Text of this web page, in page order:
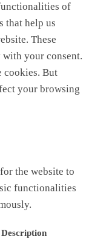
of
that help us
These
your consent.
cookies. But
your browsing
the website to
functionalities
Description